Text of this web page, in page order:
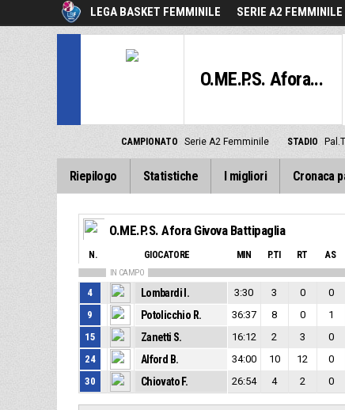
LEGA BASKET FEMMINILE SERIE A2 FEMMINILE
O.ME.P.S. Afora...
CAMPIONATO Serie A2 Femminile STADIO
Riepilogo Statistiche I migliori Cronaca
O.ME.P.S. Afora Givova Battipaglia
N. GIOCATORE MIN P.TI RT AS
IN CAMPO
4 Lombardi I. 3:30 3 0 0
9
Potolicchio R. 36:37 8 0 1
15
Zanetti S. 16:12 2 3 0
24
Alford B. 34:00 10 12 0
30
Chiovato F. 26:54 4 2 0